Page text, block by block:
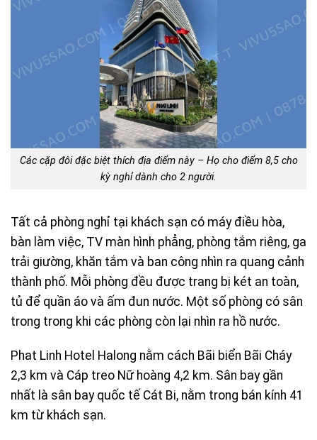
Các cặp đôi đặc biệt thích địa điểm này – Họ cho điểm 8,5 cho
kỳ nghỉ dành cho 2 người.
Tất cả phòng nghỉ tại khách sạn có máy điều hòa,
bàn làm việc, TV màn hình phẳng, phòng tắm riêng, ga
trải giường, khăn tắm và ban công nhìn ra quang cảnh
thành phố. Mỗi phòng đều được trang bị két an toàn,
tủ để quần áo và ấm đun nước. Một số phòng có sân
trong trong khi các phòng còn lại nhìn ra hồ nước.
Phat Linh Hotel Halong nằm cách Bãi biển Bãi Cháy
2,3 km và Cáp treo Nữ hoàng 4,2 km. Sân bay gần
nhất là sân bay quốc tế Cát Bi, nằm trong bán kính 41
km từ khách sạn.